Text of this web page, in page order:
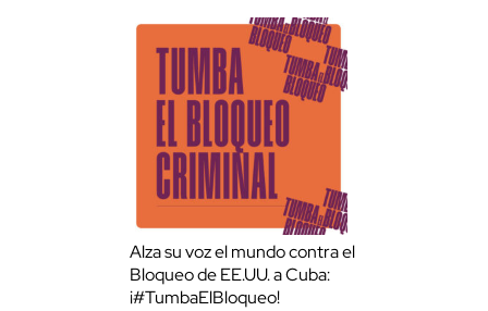
Alza su voz el mundo contra el
Bloqueo de EE.UU. a Cuba:
¡#TumbaElBloqueo!